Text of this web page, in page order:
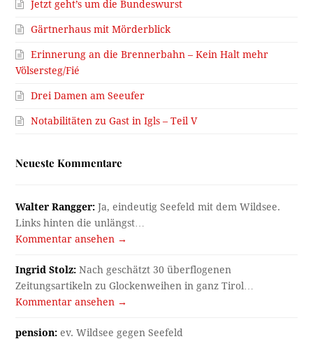
Jetzt geht’s um die Bundeswurst
Gärtnerhaus mit Mörderblick
Erinnerung an die Brennerbahn – Kein Halt mehr
Völsersteg/Fié
Drei Damen am Seeufer
Notabilitäten zu Gast in Igls – Teil V
Neueste Kommentare
Walter Rangger: Ja, eindeutig Seefeld mit dem Wildsee.
Links hinten die unlängst…
Kommentar ansehen →
Ingrid Stolz: Nach geschätzt 30 überflogenen
Zeitungsartikeln zu Glockenweihen in ganz Tirol…
Kommentar ansehen →
pension: ev. Wildsee gegen Seefeld